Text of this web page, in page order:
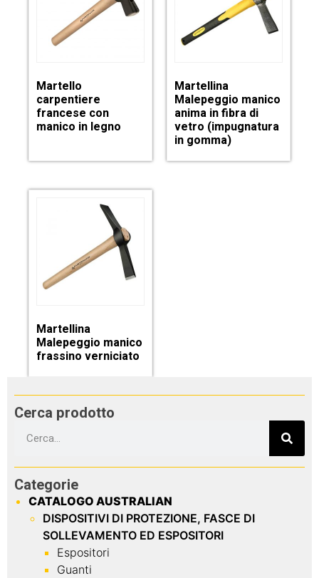
Martello
carpentiere
francese con
manico in legno
Martellina
Malepeggio manico
anima in fibra di
vetro (impugnatura
in gomma)
Martellina
Malepeggio manico
frassino verniciato
Cerca prodotto
Categorie
CATALOGO AUSTRALIAN
DISPOSITIVI DI PROTEZIONE, FASCE DI
SOLLEVAMENTO ED ESPOSITORI
Espositori
Guanti